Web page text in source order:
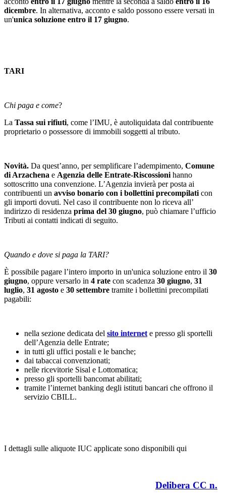
dicembre. In alternativa, acconto e saldo possono essere versati in
un'unica soluzione entro il 17 giugno.
TARI
Chi paga e come?
La Tassa sui rifiuti, come l’IMU, è autoliquidata dal contribuente
proprietario o possessore di immobili soggetti al tributo.
Novità. Da quest’anno, per semplificare l’adempimento, Comune
di Arzachena e Agenzia delle Entrate-Riscossioni hanno
sottoscritto una convenzione. L’Agenzia invierà per posta ai
contribuenti un avviso bonario con i bollettini precompilati con
gli importi dovuti. Nel caso il contribuente non lo riceva all’
indirizzo di residenza prima del 30 giugno, può chiamare l’ufficio
Tributi ai contatti indicati di seguito.
Quando e dove si paga la TARI?
È possibile pagare l’intero importo in un'unica soluzione entro il 30
giugno, oppure versarlo in 4 rate con scadenza 30 giugno, 31
luglio, 31 agosto e 30 settembre tramite i bollettini precompilati
pagabili:
nella sezione dedicata del sito internet e presso gli sportelli
dell’Agenzia delle Entrate;
in tutti gli uffici postali e le banche;
dai tabaccai convenzionati;
nelle ricevitorie Sisal e Lottomatica;
presso gli sportelli bancomat abilitati;
tramite l’internet banking degli istituti bancari che offrono il
servizio CBILL.
I dettagli sulle aliquote IUC applicate sono disponibili qui
Delibera CC n.